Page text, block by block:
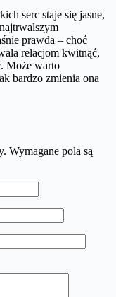
serc staje się jasne,
prawda – choć
relacjom kwitnąć,
Może warto
bardzo zmienia ona
Wymagane pola są